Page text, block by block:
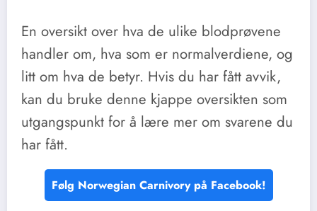
En oversikt over hva de ulike blodprøvene
handler om, hva som er normalverdiene, og
litt om hva de betyr. Hvis du har fått avvik,
kan du bruke denne kjappe oversikten som
utgangspunkt for å lære mer om svarene du
har fått.
Følg Norwegian Carnivory på Facebook!